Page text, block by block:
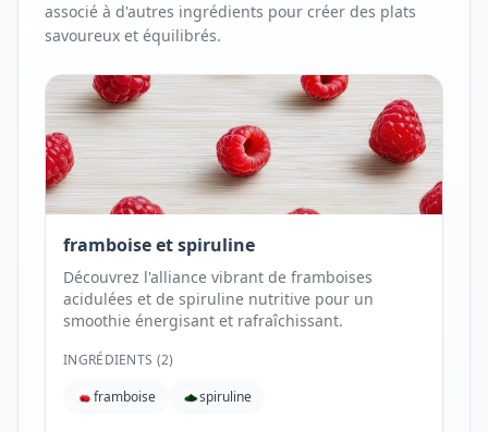
associé à d'autres ingrédients pour créer des plats
savoureux et équilibrés.
framboise et spiruline
Découvrez l'alliance vibrant de framboises
acidulées et de spiruline nutritive pour un
smoothie énergisant et rafraîchissant.
INGRÉDIENTS (2)
framboise
spiruline